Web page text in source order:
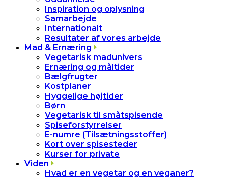
Inspiration og oplysning
Samarbejde
Internationalt
Resultater af vores arbejde
Mad & Ernæring
Vegetarisk madunivers
Ernæring og måltider
Bælgfrugter
Kostplaner
Hyggelige højtider
Børn
Vegetarisk til småtspisende
Spiseforstyrrelser
E-numre (Tilsætningsstoffer)
Kort over spisesteder
Kurser for private
Viden
Hvad er en vegetar og en veganer?